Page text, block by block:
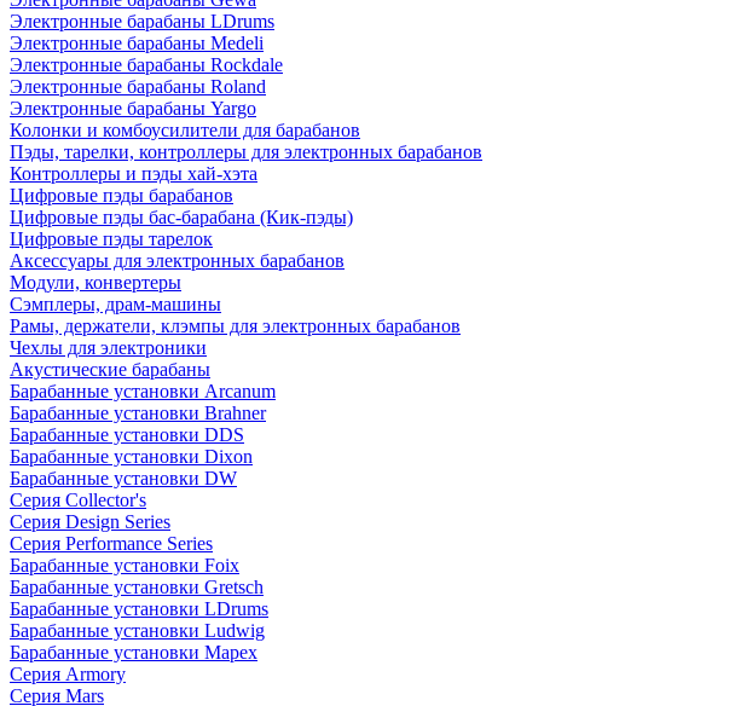
Электронные барабаны LDrums
Электронные барабаны Medeli
Электронные барабаны Rockdale
Электронные барабаны Roland
Электронные барабаны Yargo
Колонки и комбоусилители для барабанов
Пэды, тарелки, контроллеры для электронных барабанов
Контроллеры и пэды хай-хэта
Цифровые пэды барабанов
Цифровые пэды бас-барабана (Кик-пэды)
Цифровые пэды тарелок
Аксессуары для электронных барабанов
Модули, конвертеры
Сэмплеры, драм-машины
Рамы, держатели, клэмпы для электронных барабанов
Чехлы для электроники
Акустические барабаны
Барабанные установки Arcanum
Барабанные установки Brahner
Барабанные установки DDS
Барабанные установки Dixon
Барабанные установки DW
Серия Collector's
Серия Design Series
Серия Performance Series
Барабанные установки Foix
Барабанные установки Gretsch
Барабанные установки LDrums
Барабанные установки Ludwig
Барабанные установки Mapex
Серия Armory
Серия Mars